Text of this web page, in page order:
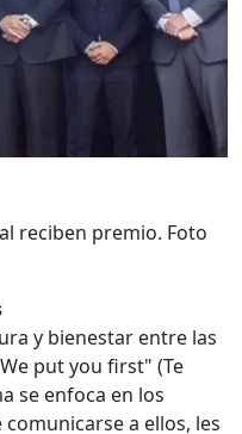
reciben premio. Foto
y bienestar entre las
put you first" (Te
se enfoca en los
a ellos, les